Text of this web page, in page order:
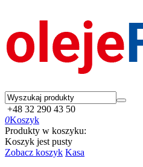
+48 32 290 43 50
0Koszyk
Produkty w koszyku:
Koszyk jest pusty
Zobacz koszyk Kasa